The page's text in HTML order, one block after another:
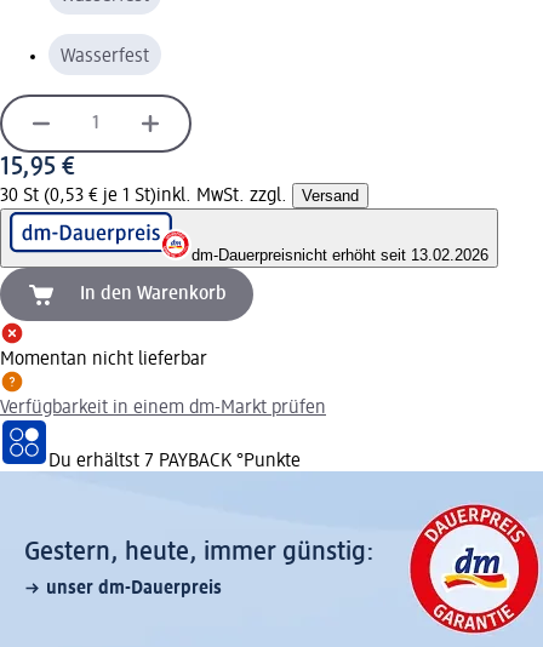
Wasserfest
15,95 €
30 St (0,53 € je 1 St)inkl. MwSt. zzgl. Versand
dm-Dauerpreisnicht erhöht seit 13.02.2026
In den Warenkorb
Momentan nicht lieferbar
Verfügbarkeit in einem dm-Markt prüfen
Du erhältst 7 PAYBACK °Punkte
Gestern, heute, immer günstig:
unser dm-Dauerpreis